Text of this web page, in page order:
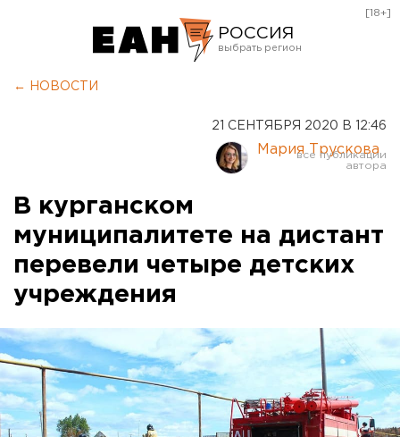
РОССИЯ
Курган
Оренбург
[18+]
← НОВОСТИ
21 СЕНТЯБРЯ 2020 В 12:46
Мария Трускова
В курганском
муниципалитете на дистант
перевели четыре детских
учреждения